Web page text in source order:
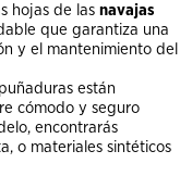
hojas de lasnavajas
que garantiza una
y el mantenimiento del
están
cómodo y seguro
encontrarás
o materiales sintéticos